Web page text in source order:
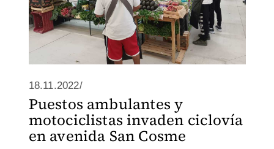
18.11.2022/
Puestos ambulantes y
motociclistas invaden ciclovía
en avenida San Cosme